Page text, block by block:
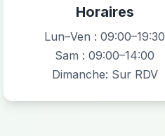
Horaires
Lun–Ven : 09:00–19:30
Sam : 09:00–14:00
Dimanche: Sur RDV